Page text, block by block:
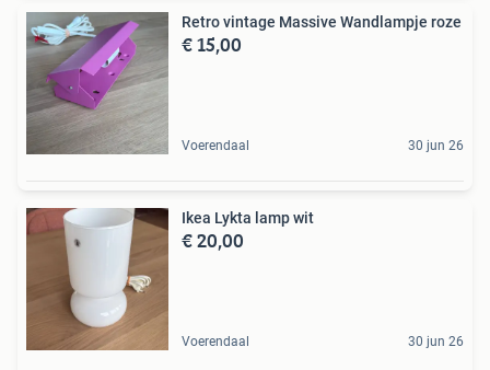
Retro vintage Massive Wandlampje roze
€ 15,00
Voerendaal 30 jun 26
Ikea Lykta lamp wit
€ 20,00
Voerendaal 30 jun 26